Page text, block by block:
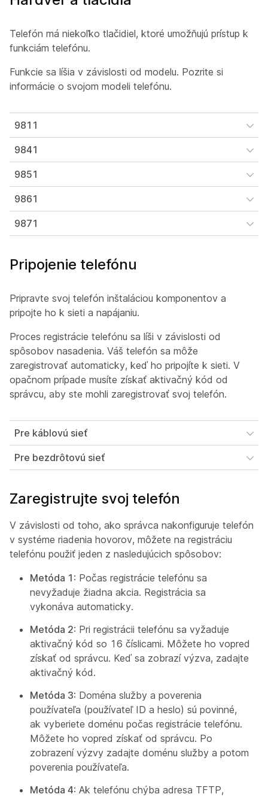
Telefón má niekoľko tlačidiel, ktoré umožňujú prístup k
funkciám telefónu.
Funkcie sa líšia v závislosti od modelu. Pozrite si
informácie o svojom modeli telefónu.
9811
9841
9851
9861
9871
Pripojenie telefónu
Pripravte svoj telefón inštaláciou komponentov a
pripojte ho k sieti a napájaniu.
Proces registrácie telefónu sa líši v závislosti od
spôsobov nasadenia. Váš telefón sa môže
zaregistrovať automaticky, keď ho pripojíte k sieti. V
opačnom prípade musíte získať aktivačný kód od
správcu, aby ste mohli zaregistrovať svoj telefón.
Pre káblovú sieť
Pre bezdrôtovú sieť
Zaregistrujte svoj telefón
V závislosti od toho, ako správca nakonfiguruje telefón
v systéme riadenia hovorov, môžete na registráciu
telefónu použiť jeden z nasledujúcich spôsobov:
Metóda 1 : Počas registrácie telefónu sa
nevyžaduje žiadna akcia. Registrácia sa
vykonáva automaticky.
Metóda 2: Pri registrácii telefónu sa vyžaduje
aktivačný kód so 16 číslicami. Môžete ho vopred
získať od správcu. Keď sa zobrazí výzva, zadajte
aktivačný kód.
Metóda 3: Doména služby a poverenia
používateľa (používateľ ID a heslo) sú povinné,
ak vyberiete doménu počas registrácie telefónu.
Môžete ho vopred získať od správcu. Po
zobrazení výzvy zadajte doménu služby a potom
poverenia používateľa.
Metóda 4: Ak telefónu chýba adresa TFTP,